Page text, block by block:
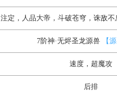
定，人品大帝，斗破苍穹，诛敌
7阶神·无烬圣龙源兽 【
速度，超魔攻
后排